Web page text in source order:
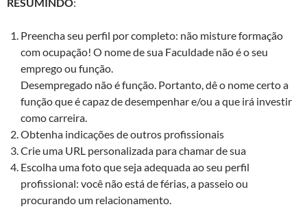
RESUMINDO:
Preencha seu perfil por completo: não misture formação
com ocupação! O nome de sua Faculdade não é o seu
emprego ou função.
Desempregado não é função. Portanto, dê o nome certo a
função que é capaz de desempenhar e/ou a que irá investir
como carreira.
Obtenha indicações de outros profissionais
Crie uma URL personalizada para chamar de sua
Escolha uma foto que seja adequada ao seu perfil
profissional: você não está de férias, a passeio ou
procurando um relacionamento.